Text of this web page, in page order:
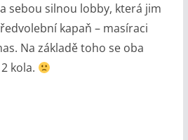
sebou silnou lobby, která jim
kapaň – masíraci
Na základě toho se oba
kola.